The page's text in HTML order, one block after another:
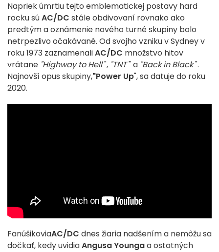
Napriek úmrtiu tejto emblematickej postavy hard
rocku súAC/DC stále obdivovaní rovnako ako
predtým a oznámenie nového turné skupiny bolo
netrpezlivo očakávané. Od svojho vzniku v Sydney v
roku 1973 zaznamenaliAC/DC množstvo hitov
vrátane "Highway to Hell", "TNT" a "Back in Black".
Najnovší opus skupiny,"Power Up", sa datuje do roku
2020.
FanúšikoviaAC/DC dnes žiaria nadšením a nemôžu sa
dočkať, kedy uvidiaAngusa Youngaa ostatných